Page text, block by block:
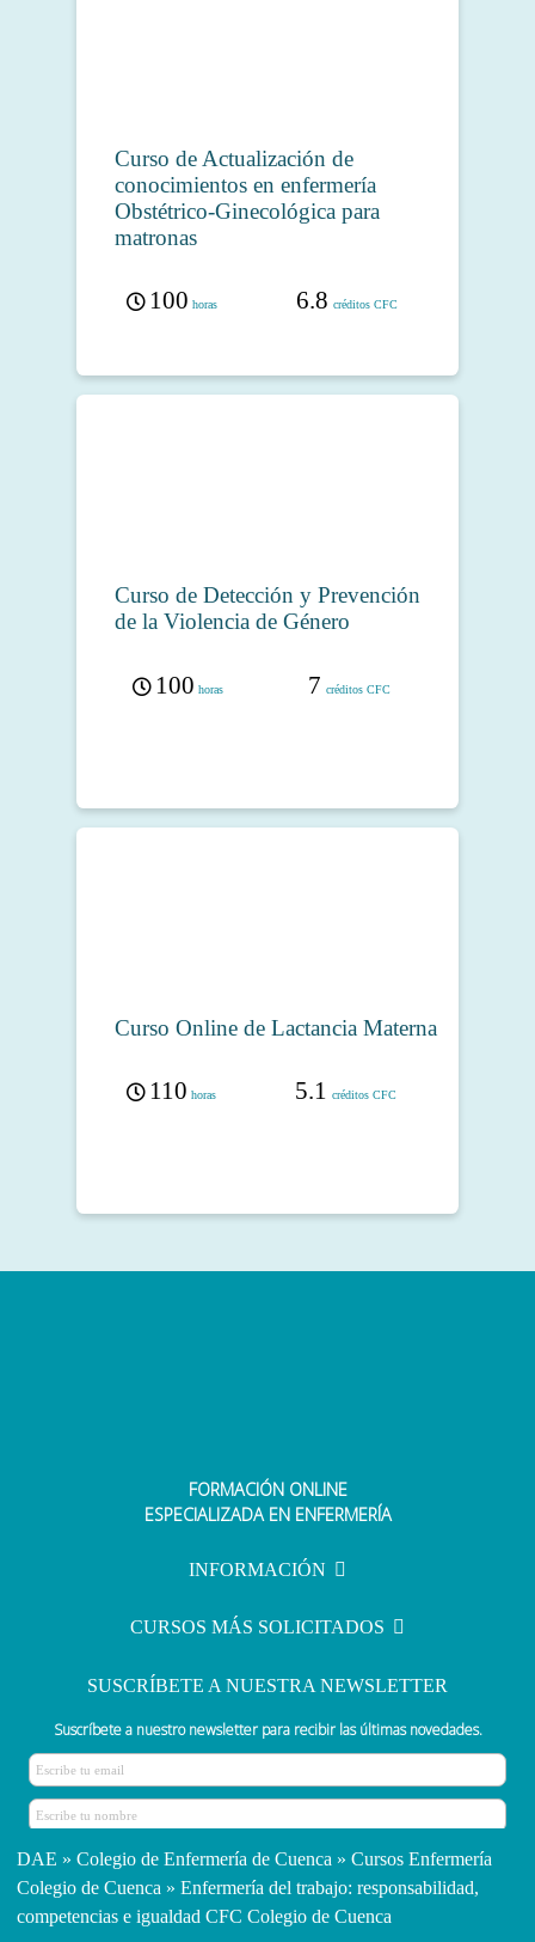
DAE » Colegio de Enfermería de Cuenca » Cursos Enfermería
Colegio de Cuenca » Enfermería del trabajo: responsabilidad,
competencias e igualdad CFC Colegio de Cuenca
Curso de Actualización de
conocimientos en enfermería
Obstétrico-Ginecológica para
matronas
100 horas 6.8 créditos CFC
Curso de Detección y Prevención
de la Violencia de Género
100 horas 7 créditos CFC
Curso Online de Lactancia Materna
110 horas 5.1 créditos CFC
FORMACIÓN ONLINE
ESPECIALIZADA EN ENFERMERÍA
INFORMACIÓN
CURSOS MÁS SOLICITADOS
SUSCRÍBETE A NUESTRA NEWSLETTER
Suscríbete a nuestro newsletter para recibir las últimas novedades.